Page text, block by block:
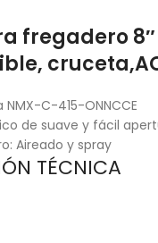
fregadero
C-415-ONNCCE
de suave y fácil
Aireado y spray
TÉCNICA